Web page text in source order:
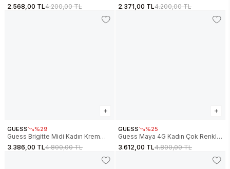
Etek V6RD07Z4652-G1O6
2.568,00 TL4.200,00 TL
Etek V6RD07Z4652-G66E
2.371,00 TL4.200,00 TL
GUESS %29
Guess Brigitte Midi Kadın Krem
Etek W6GD15K2936-A115
3.386,00 TL4.800,00 TL
GUESS %25
Guess Maya 4G Kadın Çok Renkli
Etek V6RD04K2042-FNN0
3.612,00 TL4.800,00 TL